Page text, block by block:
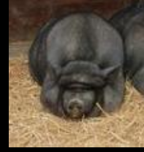
ПОРОДЫ СВИНЕЙ
Вьетнамские свиньи